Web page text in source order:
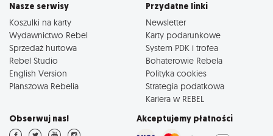
Nasze serwisy
Koszulki na karty
Wydawnictwo Rebel
Sprzedaż hurtowa
Rebel Studio
English Version
Planszowa Rebelia
Przydatne linki
Newsletter
Karty podarunkowe
System PDK i trofea
Bohaterowie Rebela
Polityka cookies
Strategia podatkowa
Kariera w REBEL
Obserwuj nas! Akceptujemy płatności